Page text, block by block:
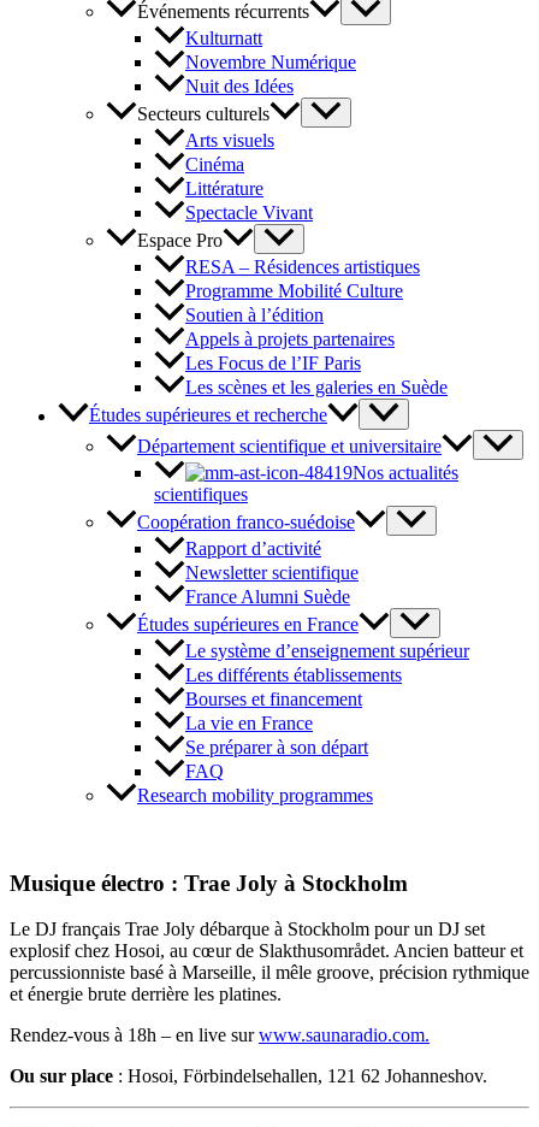
Événements récurrents
Kulturnatt
Novembre Numérique
Nuit des Idées
Secteurs culturels
Arts visuels
Cinéma
Littérature
Spectacle Vivant
Espace Pro
RESA – Résidences artistiques
Programme Mobilité Culture
Soutien à l’édition
Appels à projets partenaires
Les Focus de l’IF Paris
Les scènes et les galeries en Suède
Études supérieures et recherche
Département scientifique et universitaire
Nos actualités
scientifiques
Coopération franco-suédoise
Rapport d’activité
Newsletter scientifique
France Alumni Suède
Études supérieures en France
Le système d’enseignement supérieur
Les différents établissements
Bourses et financement
La vie en France
Se préparer à son départ
FAQ
Research mobility programmes
Musique électro : Trae Joly à Stockholm
Le DJ français Trae Joly débarque à Stockholm pour un DJ set
explosif chez Hosoi, au cœur de Slakthusområdet. Ancien batteur et
percussionniste basé à Marseille, il mêle groove, précision rythmique
et énergie brute derrière les platines.
Rendez-vous à 18h – en live surwww.saunaradio.com.
Ou sur place : Hosoi, Förbindelsehallen, 121 62 Johanneshov.